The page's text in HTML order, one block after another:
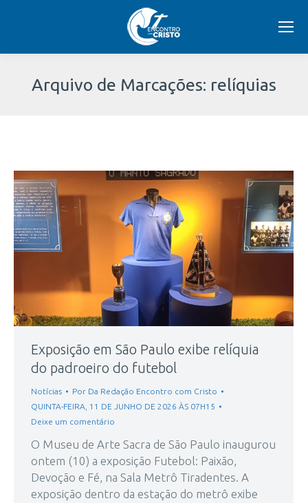
Arquivo de Marcações: relíquias
aqui:
Exposição em São Paulo exibe relíquia
do padroeiro do futebol
Notícias Por Da Redação Encontro com Cristo
QUINTA-FEIRA, 11 DE JUNHO DE 2026 ÀS 07H15
Deixe um comentário
O Museu de Arte Sacra de São Paulo inaugurou
ontem (10) a exposição Futebol: Paixão,
Devoção e Fé, na Sala Metrô Tiradentes. A
exposição dentro da estação do metrô exibe